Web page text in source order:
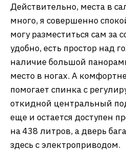
Действительно, места в
много, я совершенно
могу разместиться сам за
удобно, есть простор над
наличие большой
место в ногах. А
помогает спинка с
откидной центральный
еще и остается доступен
на 438 литров, а дверь
здесь с электроприводом.